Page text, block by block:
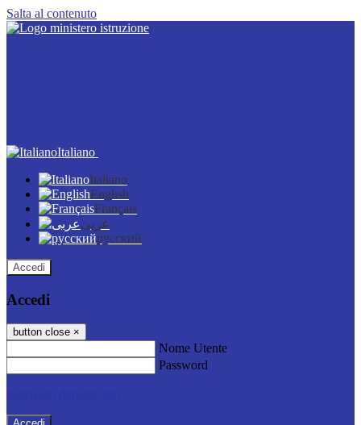
Salta al contenuto
Italiano
Italiano
English
Français
عربى
русский
Accedi
Accedi
button close ×
Nome Utente
Password